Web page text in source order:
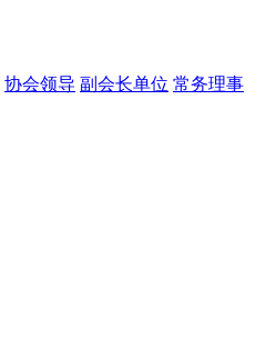
协会领导 副会长单位 常务理事